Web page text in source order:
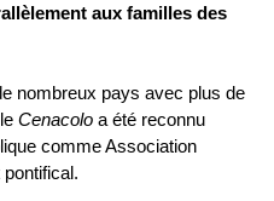
aux familles des
nombreux pays avec plus de
Cenacolo a été reconnu
comme Association